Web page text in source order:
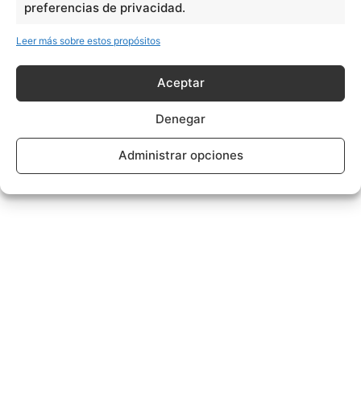
preferencias de privacidad.
Leer más sobre estos propósitos
Aceptar
Denegar
Administrar opciones